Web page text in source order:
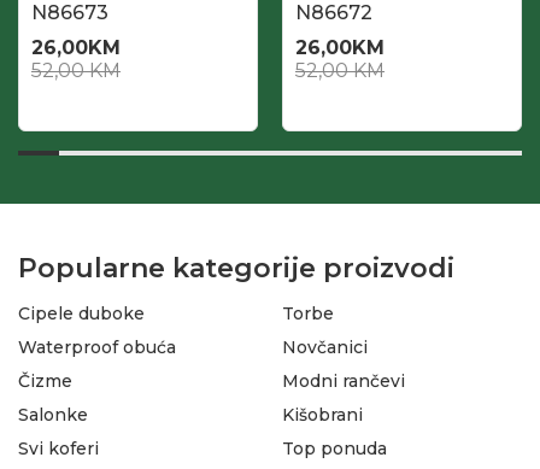
N86673
26,00KM
52,00KM
N86672
26,00KM
52,00KM
Popularne kategorije proizvodi
Cipele duboke
Waterproof obuća
Čizme
Salonke
Torbe
Novčanici
Modni rančevi
Kišobrani
Svi koferi
Top ponuda